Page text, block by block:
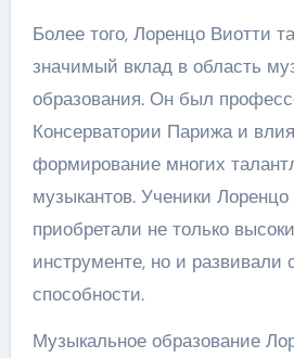
Более того, Лоренцо Виотти
значимый вклад в область
образования. Он был
Консерватории Парижа и
формирование многих
музыкантов. Ученики Лоренцо
приобретали не только
инструменте, но и развивали
способности.
Музыкальное образование